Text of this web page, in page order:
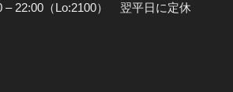
22:00（Lo:2100） 翌平日に定休